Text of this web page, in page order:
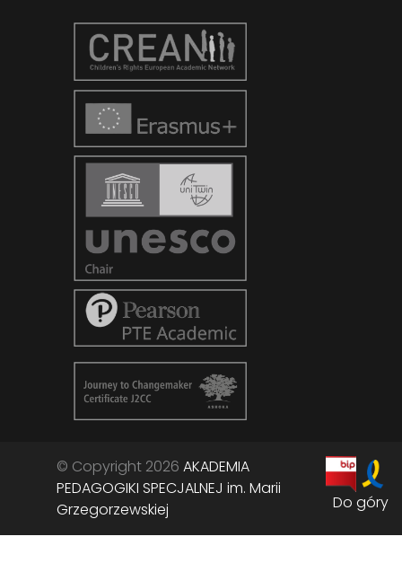
© Copyright 2026 AKADEMIA
PEDAGOGIKI SPECJALNEJ im. Marii
Grzegorzewskiej
Do góry